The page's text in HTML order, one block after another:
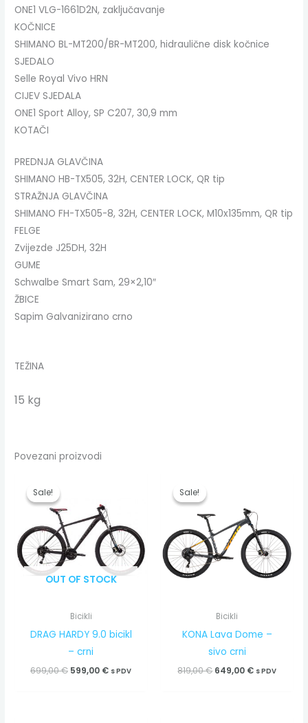
ONE1 VLG-1661D2N, zaključavanje
KOČNICE
SHIMANO BL-MT200/BR-MT200, hidraulične disk kočnice
SJEDALO
Selle Royal Vivo HRN
CIJEV SJEDALA
ONE1 Sport Alloy, SP C207, 30,9 mm
KOTAČI
PREDNJA GLAVČINA
SHIMANO HB-TX505, 32H, CENTER LOCK, QR tip
STRAŽNJA GLAVČINA
SHIMANO FH-TX505-8, 32H, CENTER LOCK, M10x135mm, QR tip
FELGE
Zvijezde J25DH, 32H
GUME
Schwalbe Smart Sam, 29×2,10″
ŽBICE
Sapim Galvanizirano crno
TEŽINA
15 kg
Povezani proizvodi
Sale!
OUT OF STOCK
Sale!
Bicikli
DRAG HARDY 9.0 bicikl
– crni
699,00€
699,00 €.
599,00 € s PDV
Sale!
Sale!
Bicikli
KONA Lava Dome –
sivo crni
819,00€
819,00 €.
649,00 €
649,00 €.
s PDV